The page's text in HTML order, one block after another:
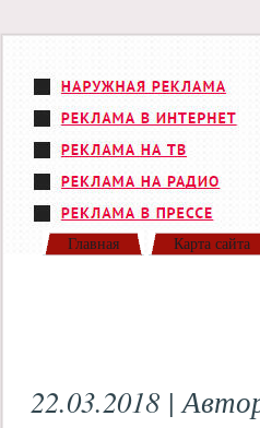
Главная Карта сайта
22.03.2018 |